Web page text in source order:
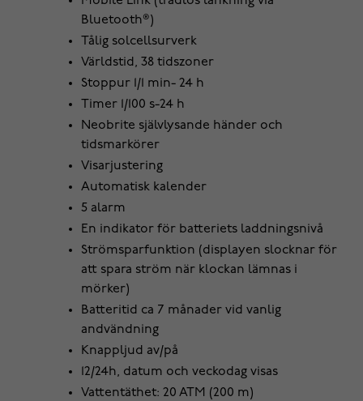
Bluetooth®)
Tålig solcellsurverk
Världstid, 38 tidszoner
Stoppur 1/1 min- 24 h
Timer 1/100 s-24 h
Neobrite självlysande händer och
tidsmarkörer
Visarjustering
Automatisk kalender
5 alarm
En indikator för batteriets laddningsnivå
Strömsparfunktion (displayen slocknar för
att spara ström när klockan lämnas i
mörker)
Batteritid ca 7 månader vid vanlig
andvändning
Knappljud av/på
12/24h, datum och veckodag visas
Vattentäthet: 20 ATM (200 m)